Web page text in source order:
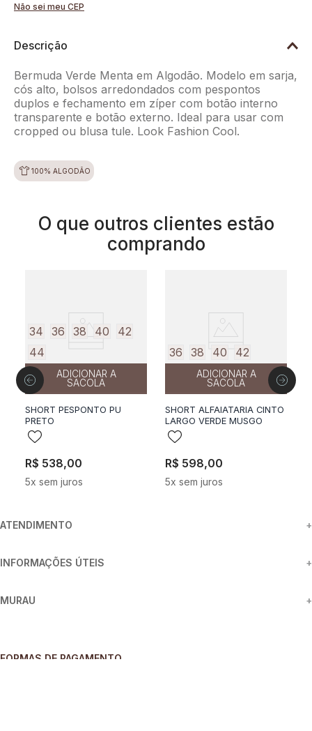
Não sei meu CEP
Descrição
Bermuda Verde Menta em Algodão. Modelo em sarja,
cós alto, bolsos arredondados com pespontos
duplos e fechamento em zíper com botão interno
transparente e botão externo. Ideal para usar com
cropped ou blusa tule. Look Fashion Cool.
100% ALGODÃO
O que outros clientes estão
comprando
34 36 38 40
42
44
ADICIONAR A
SACOLA
SHORT PESPONTO PU
PRETO
R$ 538,00
5x sem juros
36 38 40 42
ADICIONAR A
SACOLA
SHORT ALFAIATARIA CINTO
LARGO VERDE MUSGO
R$ 598,00
5x sem juros
ATENDIMENTO +
INFORMAÇÕES ÚTEIS +
MURAU +
FORMAS DE PAGAMENTO